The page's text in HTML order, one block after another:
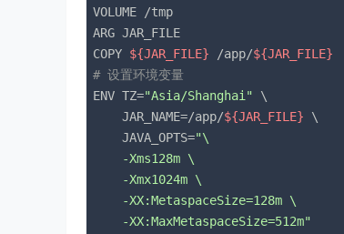
VOLUME /tmp
ARG JAR_FILE
COPY ${JAR_FILE} /app/${JAR_FILE}
# 设置环境变量
ENV TZ="Asia/Shanghai" \
    JAR_NAME=/app/
${JAR_FILE} \
    JAVA_OPTS=
"\
    -Xms128m \
    -Xmx1024m \
    -XX:MetaspaceSize=128m \
    -XX:MaxMetaspaceSize=512m"